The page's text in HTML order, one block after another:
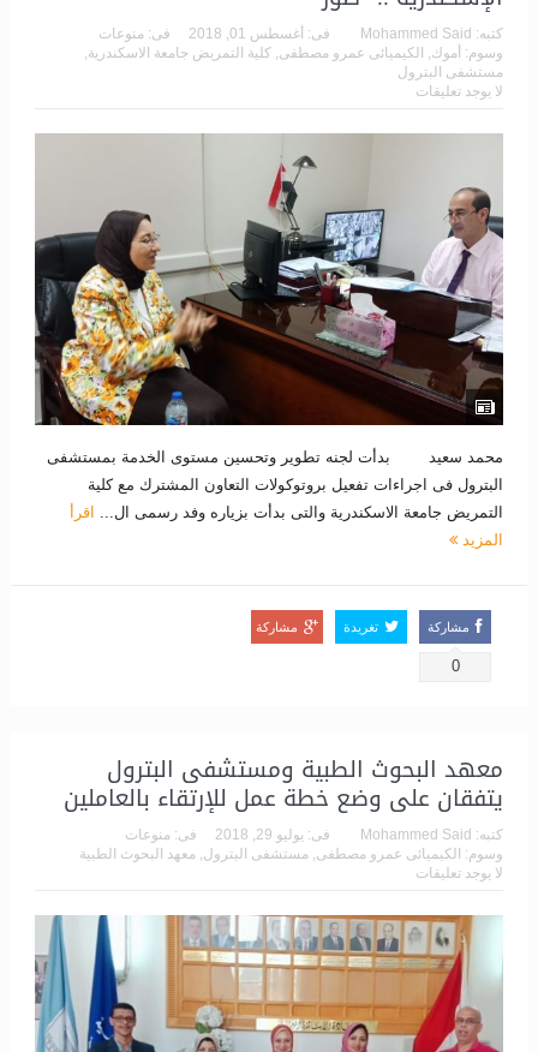
كتبه: Mohammed Said فى: أغسطس 01, 2018 فى: منوعات
وسوم: أموك, الكيميائى عمرو مصطفى, كلية التمريض جامعة الاسكندرية,
مستشفى البترول
لا يوجد تعليقات
محمد سعيد بدأت لجنه تطوير وتحسين مستوى الخدمة بمستشفى
البترول فى اجراءات تفعيل بروتوكولات التعاون المشترك مع كلية
التمريض جامعة الاسكندرية والتى بدأت بزياره وفد رسمى ال... اقرأ
المزيد
مشاركة
0
تغريدة مشاركة
معهد البحوث الطبية ومستشفى البترول
يتفقان على وضع خطة عمل للإرتقاء بالعاملين
كتبه: Mohammed Said فى: يوليو 29, 2018 فى: منوعات
وسوم: الكيميائى عمرو مصطفى, مستشفى البترول, معهد البحوث الطبية
لا يوجد تعليقات